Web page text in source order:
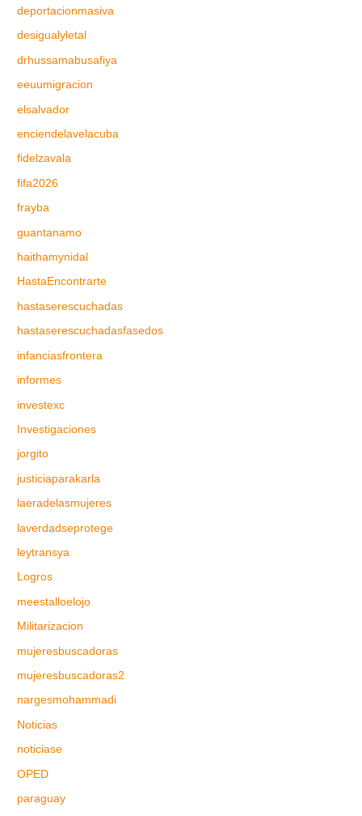
deportacionmasiva
desigualyletal
drhussamabusafiya
eeuumigracion
elsalvador
enciendelavelacuba
fidelzavala
fifa2026
frayba
guantanamo
haithamynidal
HastaEncontrarte
hastaserescuchadas
hastaserescuchadasfasedos
infanciasfrontera
informes
investexc
Investigaciones
jorgito
justiciaparakarla
laeradelasmujeres
laverdadseprotege
leytransya
Logros
meestalloelojo
Militarizacion
mujeresbuscadoras
mujeresbuscadoras2
nargesmohammadi
Noticias
noticiase
OPED
paraguay